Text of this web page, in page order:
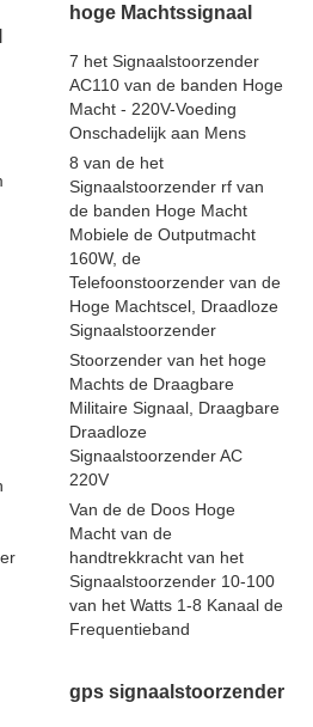
hoge Machtssignaal
7 het Signaalstoorzender
AC110 van de banden Hoge
Macht - 220V-Voeding
Onschadelijk aan Mens
8 van de het
Signaalstoorzender rf van
de banden Hoge Macht
Mobiele de Outputmacht
160W, de
Telefoonstoorzender van de
Hoge Machtscel, Draadloze
Signaalstoorzender
Stoorzender van het hoge
Machts de Draagbare
Militaire Signaal, Draagbare
Draadloze
Signaalstoorzender AC
220V
Van de de Doos Hoge
Macht van de
handtrekkracht van het
Signaalstoorzender 10-100
van het Watts 1-8 Kanaal de
Frequentieband
gps signaalstoorzender